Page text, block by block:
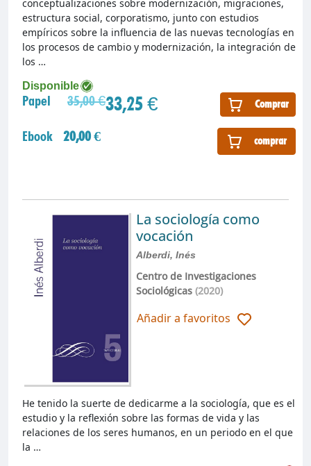
Disponible
Papel 35,00 €33,25 € Comprar
Ebook 20,00 € comprar
conceptualizaciones sobre modernización, migraciones,
estructura social, corporatismo, junto con estudios
empíricos sobre la influencia de las nuevas tecnologías en
los procesos de cambio y modernización, la integración de
los …
La sociología como
vocación
Alberdi, Inés
Centro de Investigaciones
Sociológicas(2020)
Añadir a favoritos
He tenido la suerte de dedicarme a la sociología, que es el
estudio y la reflexión sobre las formas de vida y las
relaciones de los seres humanos, en un periodo en el que
la …